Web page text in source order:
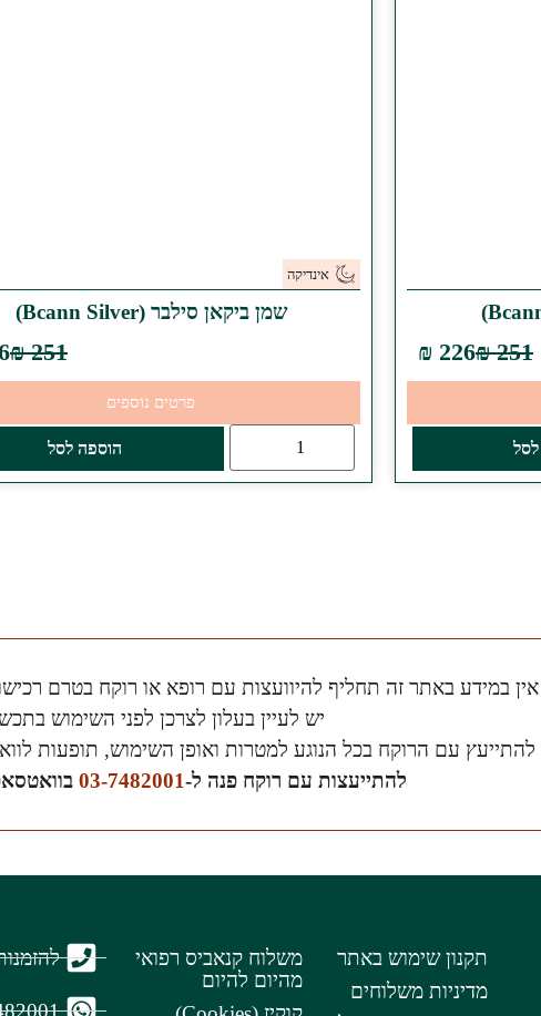
226 ₪ 251 ₪
אינדיקה
שמן ביקאן סילבר (Bcann Silver)
251 ₪
פרטים נוספים
הוספה לסל
אין במידע באתר זה תחליף להיוועצות עם רופא או רוקח בטרם
יש לעיין בעלון לצרכן לפני השימוש
עם הרוקח בכל הנוגע למטרות ואופן השימוש, תופעות
להתייעצות עם רוקח פנה ל-03-7482001
תקנון שימוש באתר
מדיניות משלוחים
משלוח קנאביס רפואי
מהיום להיום
להזמנות